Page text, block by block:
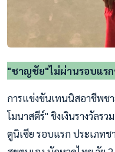
"ชาญชัย"ไม่ผ่านรอบแร
การแข่งขันเทนนิสอาชีพชา
โมนาสตีร์" ชิงเงินรางวัลร
ตูนิเซีย รอบแรก ประเภท